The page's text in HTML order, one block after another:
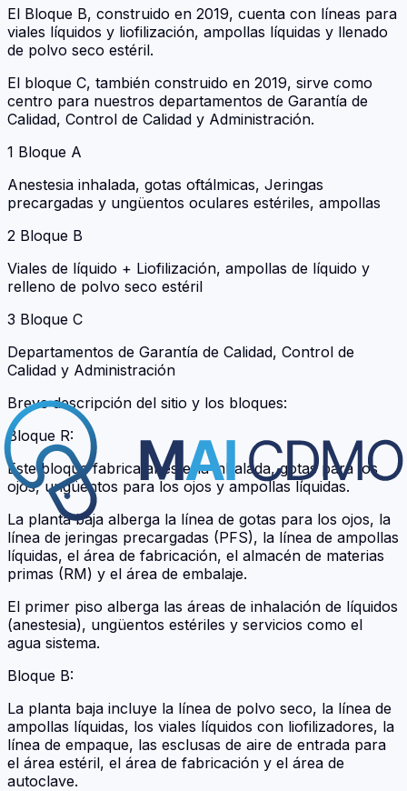
El Bloque B, construido en 2019, cuenta con líneas para
viales líquidos y liofilización, ampollas líquidas y llenado
de polvo seco estéril.
El bloque C, también construido en 2019, sirve como
centro para nuestros departamentos de Garantía de
Calidad, Control de Calidad y Administración.
1 Bloque A
Anestesia inhalada, gotas oftálmicas, Jeringas
precargadas y ungüentos oculares estériles, ampollas
2 Bloque B
Viales de líquido + Liofilización, ampollas de líquido y
relleno de polvo seco estéril
3 Bloque C
Departamentos de Garantía de Calidad, Control de
Calidad y Administración
Breve descripción del sitio y los bloques:
Bloque R:
Este bloque fabrica anestesia inhalada, gotas para los
ojos, ungüentos para los ojos y ampollas líquidas.
La planta baja alberga la línea de gotas para los ojos, la
línea de jeringas precargadas (PFS), la línea de ampollas
líquidas, el área de fabricación, el almacén de materias
primas (RM) y el área de embalaje.
El primer piso alberga las áreas de inhalación de líquidos
(anestesia), ungüentos estériles y servicios como el
agua sistema.
Bloque B:
La planta baja incluye la línea de polvo seco, la línea de
ampollas líquidas, los viales líquidos con liofilizadores, la
línea de empaque, las esclusas de aire de entrada para
el área estéril, el área de fabricación y el área de
autoclave.